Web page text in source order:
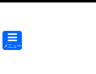
メニュー